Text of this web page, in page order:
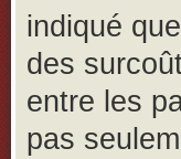
indiqué
des
entre les
pas